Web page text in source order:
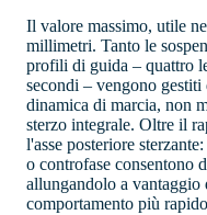
Il valore massimo, utile
millimetri. Tanto le
profili di guida – quattro
secondi – vengono gestiti
dinamica di marcia, non
sterzo integrale. Oltre il
l'asse posteriore
o controfase consentono
allungandolo a vantaggio
comportamento più